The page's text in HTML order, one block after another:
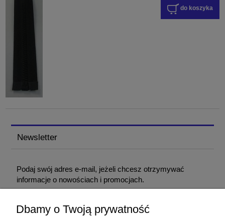
do koszyka
Newsletter
Podaj swój adres e-mail, jeżeli chcesz otrzymywać
informacje o nowościach i promocjach.
Podając adres e-mail, wyrażasz zgodę na otrzymywanie informacji handlowej
Dbamy o Twoją prywatność